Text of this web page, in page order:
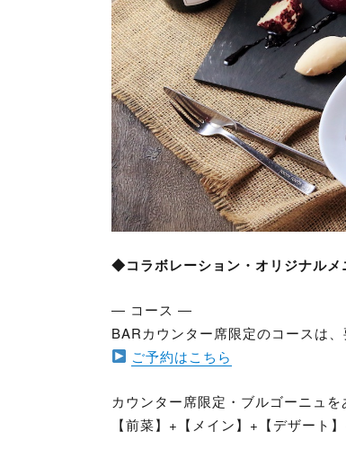
◆コラボレーション・オリジナル
― コース ―
BARカウンター席限定のコースは、
ご予約はこちら
カウンター席限定・ブルゴーニュ
【前菜】+【メイン】+【デザート